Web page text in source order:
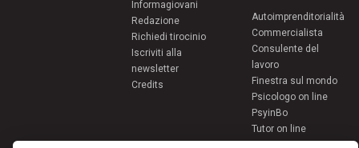
Informagiovani
Redazione
Richiedi tirocinio
Iscriviti alla
newsletter
Credits
Autoimprenditorialità
Commercialista
Consulente del
lavoro
Finestra sul mondo
Psicologo on line
PsyinBo
Tutor on line